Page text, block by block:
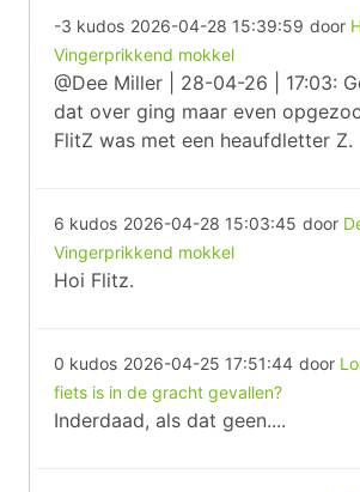
-3 kudos 2026-04-28 15:39:59 door
Vingerprikkend mokkel
@Dee Miller | 28-04-26 | 17:03:
dat over ging maar even
FlitZ was met een heaufdletter Z.
6 kudos 2026-04-28 15:03:45 door
Vingerprikkend mokkel
Hoi Flitz.
0 kudos 2026-04-25 17:51:44 door
fiets is in de gracht gevallen?
Inderdaad, als dat geen....